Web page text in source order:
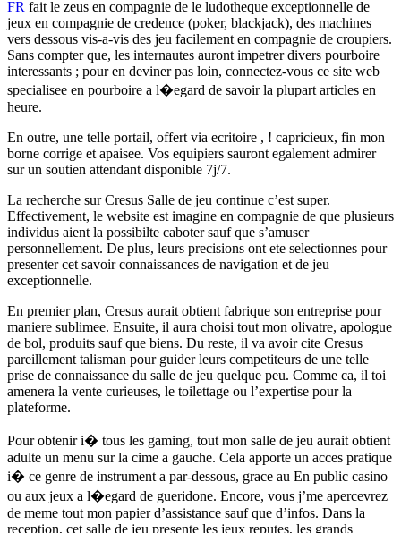
FR fait le zeus en compagnie de le ludotheque exceptionnelle de
jeux en compagnie de credence (poker, blackjack), des machines
vers dessous vis-a-vis des jeu facilement en compagnie de croupiers.
Sans compter que, les internautes auront impetrer divers pourboire
interessants ; pour en deviner pas loin, connectez-vous ce site web
specialisee en pourboire a l�egard de savoir la plupart articles en
heure.
En outre, une telle portail, offert via ecritoire , ! capricieux, fin mon
borne corrige et apaisee. Vos equipiers sauront egalement admirer
sur un soutien attendant disponible 7j/7.
La recherche sur Cresus Salle de jeu continue c’est super.
Effectivement, le website est imagine en compagnie de que plusieurs
individus aient la possibilte caboter sauf que s’amuser
personnellement. De plus, leurs precisions ont ete selectionnes pour
presenter cet savoir connaissances de navigation et de jeu
exceptionnelle.
En premier plan, Cresus aurait obtient fabrique son entreprise pour
maniere sublimee. Ensuite, il aura choisi tout mon olivatre, apologue
de bol, produits sauf que biens. Du reste, il va avoir cite Cresus
pareillement talisman pour guider leurs competiteurs de une telle
prise de connaissance du salle de jeu quelque peu. Comme ca, il toi
amenera la vente curieuses, le toilettage ou l’expertise pour la
plateforme.
Pour obtenir i� tous les gaming, tout mon salle de jeu aurait obtient
adulte un menu sur la cime a gauche. Cela apporte un acces pratique
i� ce genre de instrument a par-dessous, grace au En public casino
ou aux jeux a l�egard de gueridone. Encore, vous j’me apercevrez
de meme tout mon papier d’assistance sauf que d’infos. Dans la
reception, cet salle de jeu presente les jeux reputes, les grands